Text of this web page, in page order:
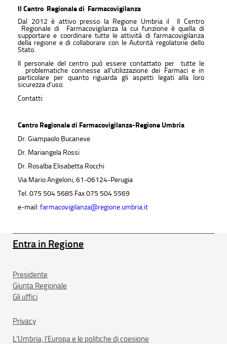
Il Centro Regionale di Farmacovigilanza
Dal 2012 è attivo presso la Regione Umbria il Il Centro
Regionale di Farmacovigilanza la cui funzione è quella di
supportare e coordinare tutte le attività di farmacovigilanza
della regione e di collaborare con le Autorità regolatorie dello
Stato.
Il personale del centro può essere contattato per tutte le
problematiche connesse all'utilizzazione dei Farmaci e in
particolare per quanto riguarda gli aspetti legati alla loro
sicurezza d'uso.
Contatti:
Centro Regionale di Farmacovigilanza-Regione Umbria
Dr. Giampaolo Bucaneve
Dr. Mariangela Rossi
Dr. Rosalba Elisabetta Rocchi
Via Mario Angeloni, 61-06124-Perugia
Tel. 075 504 5685 Fax 075 504 5569
e-mail: farmacovigilanza@regione.umbria.it
Entra in Regione
Presidente
Giunta Regionale
Gli uffici
Privacy
L'Umbria, l'Europa e le politiche di coesione